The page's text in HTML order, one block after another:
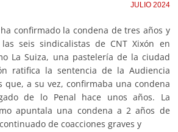
JULIO 2024
confirmado la condena de tres años y
seis sindicalistas de CNT Xixón en
La Suiza, una pastelería de la ciudad
ratifica la sentencia de la Audiencia
que, a su vez, confirmaba una condena
de lo Penal hace unos años. La
apuntala una condena a 2 años de
de coacciones graves y